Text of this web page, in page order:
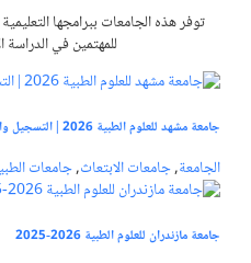
توفر هذه الجامعات ببرامجها
للمهتمين في الدراسة
جامعة مشهد للعلوم الطبية 2026 | التسجيل والقبول
الجامعة,جامعات الابتعاث,جامعات
جامعة مازندران للعلوم الطبية 2026-2025